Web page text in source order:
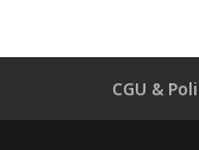
CGU &